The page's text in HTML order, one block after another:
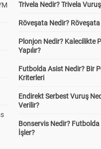
Trivela Nedir? Trivela
Röveşata Nedir? Röveşata
Plonjon Nedir? Kalecilikte
Yapılır?
Futbolda Asist Nedir? Bir
Kriterleri
Endirekt Serbest Vuruş
Verilir?
Bonservis Nedir? Futbolda
İşler?